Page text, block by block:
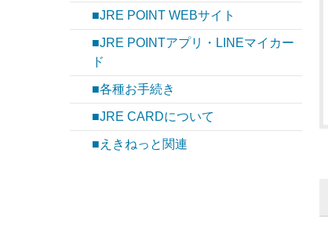
■JRE POINT WEBサイト
■JRE POINTアプリ・LINEマイカー
ド
■各種お手続き
■JRE CARDについて
■えきねっと関連